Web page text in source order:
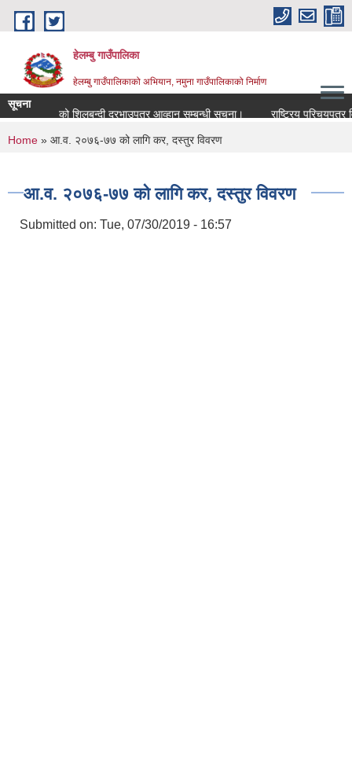
Skip to main content
हेलम्बु गाउँपालिका
हेलम्बु गाउँपालिकाको अभियान, नमुना गाउँपालिकाको निर्माण
सूचना
तर्फको शिलबन्दी दरभाउपत्र आव्हान सम्बन्धी सूचना।
राष्ट्रिय परिचयपत्र
You are here
Home » आ.व. २०७६-७७ को लागि कर, दस्तुर विवरण
आ.व. २०७६-७७ को लागि कर, दस्तुर विवरण
Submitted on: Tue, 07/30/2019 - 16:57